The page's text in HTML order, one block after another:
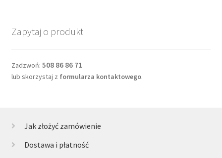
Zapytaj o produkt
Zadzwoń: 508 86 86 71
lub skorzystaj z formularza kontaktowego.
Jak złożyć zamówienie
Dostawa i płatność